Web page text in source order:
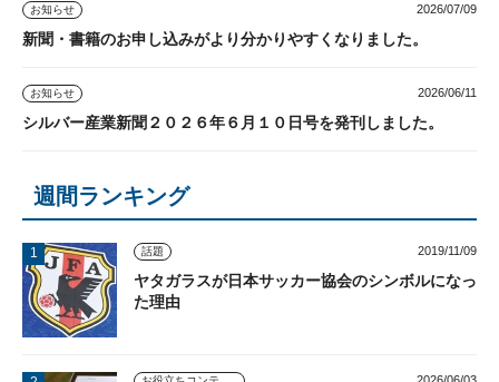
お知らせ 2026/07/09
新聞・書籍のお申し込みがより分かりやすくなりました。
お知らせ 2026/06/11
シルバー産業新聞２０２６年６月１０日号を発刊しました。
週間ランキング
話題 2019/11/09
ヤタガラスが日本サッカー協会のシンボルになっ
た理由